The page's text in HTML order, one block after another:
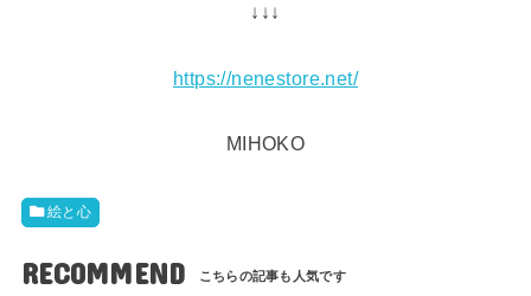
↓↓↓
https://nenestore.net/
MIHOKO
絵と心
RECOMMEND